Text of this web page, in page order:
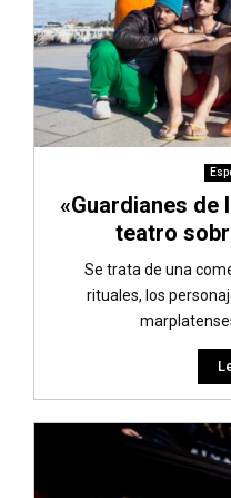
«Guardianes de
teatro
Se trata de una
rituales, los